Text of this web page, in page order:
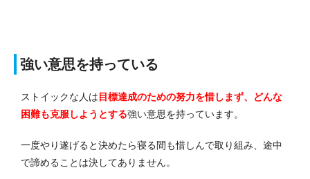
強い意思を持っている
ストイックな人は目標達成のための努力を惜しまず、どんな
困難も克服しようとする強い意思を持っています。
一度やり遂げると決めたら寝る間も惜しんで取り組み、途中
で諦めることは決してありません。